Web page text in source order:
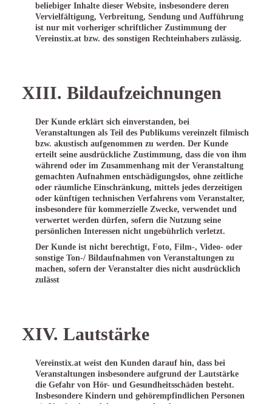
beliebiger Inhalte dieser Website, insbesondere deren
Vervielfältigung, Verbreitung, Sendung und Aufführung
ist nur mit vorheriger schriftlicher Zustimmung der
Vereinstix.at bzw. des sonstigen Rechteinhabers zulässig.
XIII. Bildaufzeichnungen
Der Kunde erklärt sich einverstanden, bei
Veranstaltungen als Teil des Publikums vereinzelt filmisch
bzw. akustisch aufgenommen zu werden. Der Kunde
erteilt seine ausdrückliche Zustimmung, dass die von ihm
während oder im Zusammenhang mit der Veranstaltung
gemachten Aufnahmen entschädigungslos, ohne zeitliche
oder räumliche Einschränkung, mittels jedes derzeitigen
oder künftigen technischen Verfahrens vom Veranstalter,
insbesondere für kommerzielle Zwecke, verwendet und
verwertet werden dürfen, sofern die Nutzung seine
persönlichen Interessen nicht ungebührlich verletzt.
Der Kunde ist nicht berechtigt, Foto, Film-, Video- oder
sonstige Ton-/ Bildaufnahmen von Veranstaltungen zu
machen, sofern der Veranstalter dies nicht ausdrücklich
zulässt
XIV. Lautstärke
Vereinstix.at weist den Kunden darauf hin, dass bei
Veranstaltungen insbesondere aufgrund der Lautstärke
die Gefahr von Hör- und Gesundheitsschäden besteht.
Insbesondere Kindern und gehörempfindlichen Personen